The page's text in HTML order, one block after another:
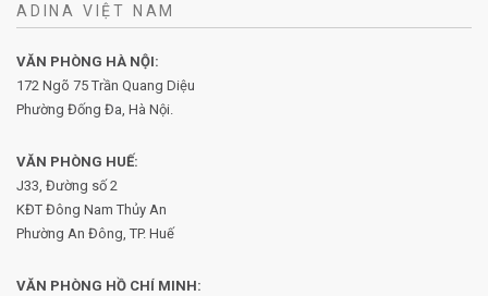
ADINA VIỆT NAM
VĂN PHÒNG HÀ NỘI:
172 Ngõ 75 Trần Quang Diệu
Phường Đống Đa, Hà Nội.
VĂN PHÒNG HUẾ:
J33, Đường số 2
KĐT Đông Nam Thủy An
Phường An Đông, TP. Huế
VĂN PHÒNG HỒ CHÍ MINH: